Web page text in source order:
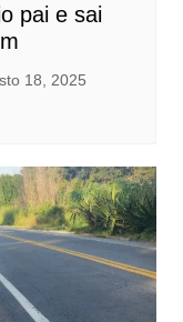
pai e sai
18, 2025